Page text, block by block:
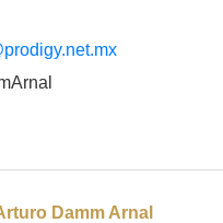
Damm Arnal